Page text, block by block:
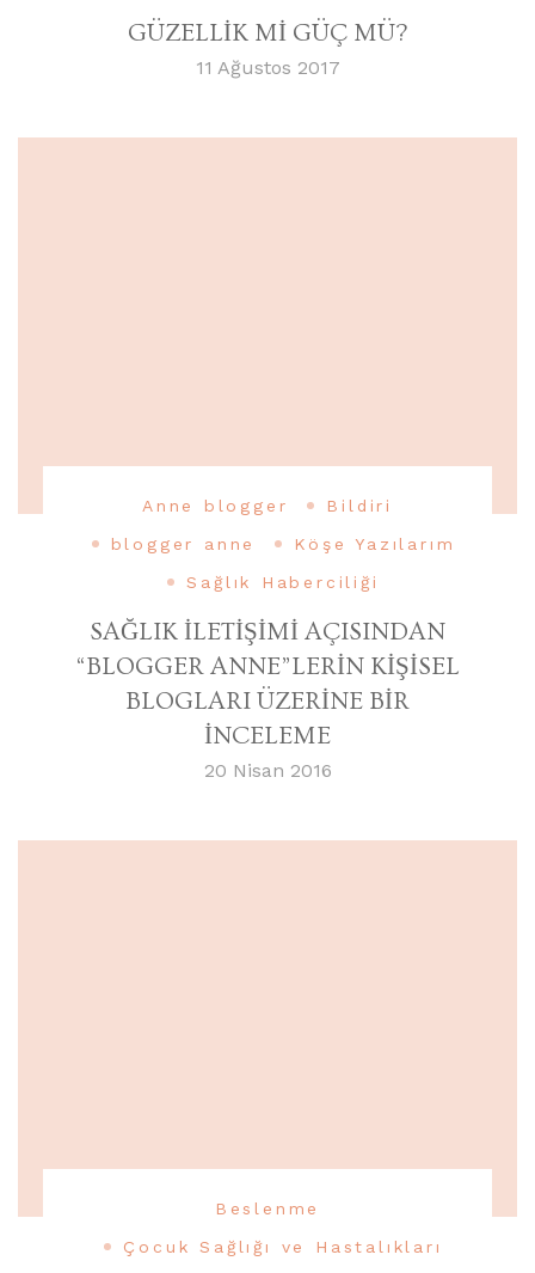
GÜZELLİK Mİ GÜÇ MÜ?
11 Ağustos 2017
Anne blogger
Bildiri
blogger anne
Köşe Yazılarım
Sağlık Haberciliği
SAĞLIK İLETİŞİMİ AÇISINDAN
“BLOGGER ANNE”LERİN KİŞİSEL
BLOGLARI ÜZERİNE BİR
İNCELEME
20 Nisan 2016
Beslenme
Çocuk Sağlığı ve Hastalıkları